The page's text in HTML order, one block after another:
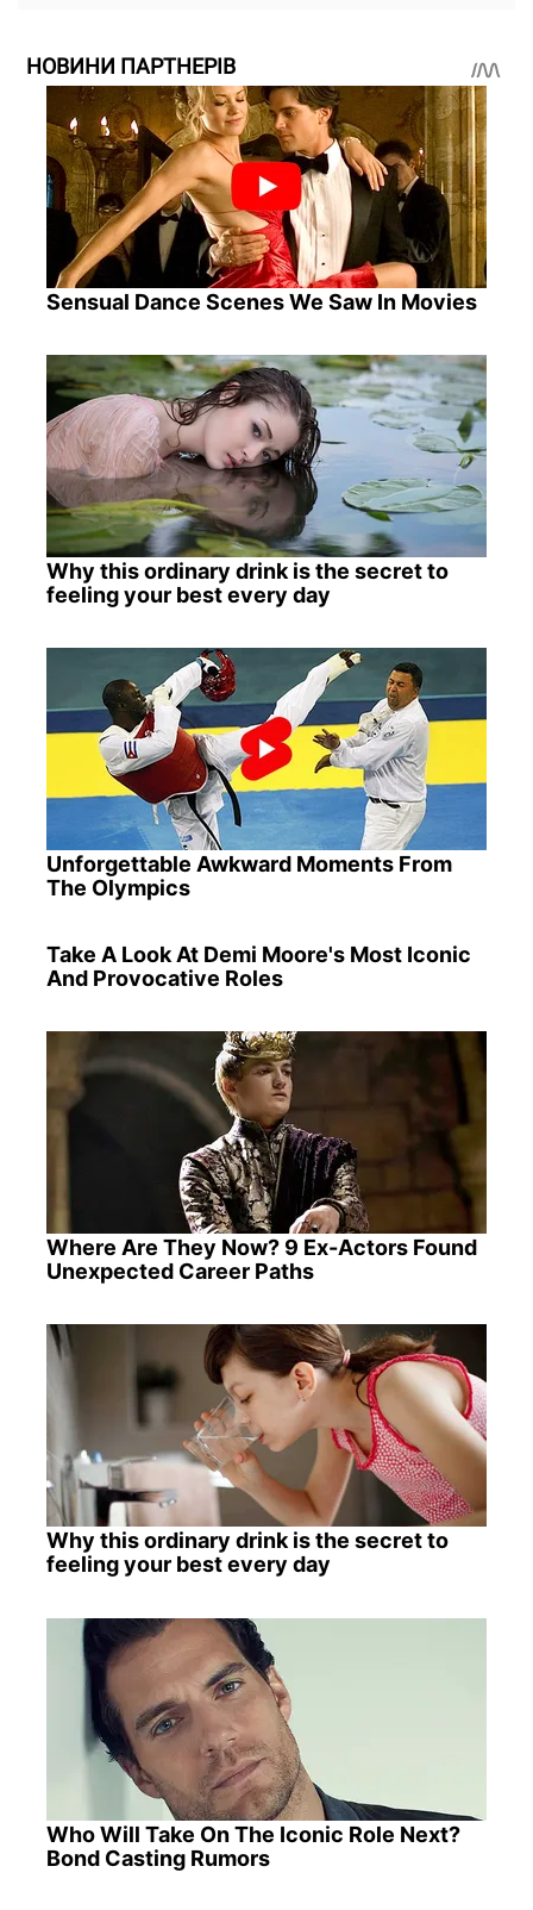
НОВИНИ ПАРТНЕРІВ
Sensual Dance Scenes We Saw In Movies
Why this ordinary drink is the secret to
feeling your best every day
Unforgettable Awkward Moments From
The Olympics
Take A Look At Demi Moore's Most Iconic
And Provocative Roles
Where Are They Now? 9 Ex-Actors Found
Unexpected Career Paths
Why this ordinary drink is the secret to
feeling your best every day
Who Will Take On The Iconic Role Next?
Bond Casting Rumors